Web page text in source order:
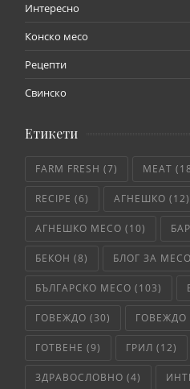
Интересно
Конско месо
Рецепти
Свинско
Етикети
FARM FRESH (7) MEAT
RECIPE (6) АГНЕШКО (12)
АГНЕШКО МЕСО (10)
БЕКОН (8) БЛОГ ЗА МЕСО
БЪЛГАРСКО МЕСО (103)
ГОВЕЖДО (30)
ГОТВЕНЕ (9) ГРИЛ (12)
ЗДРАВОСЛОВНО (4)